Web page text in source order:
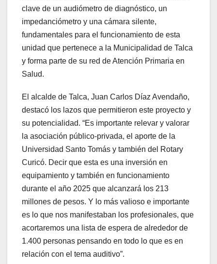
clave de un audiómetro de diagnóstico, un
impedanciómetro y una cámara silente,
fundamentales para el funcionamiento de esta
unidad que pertenece a la Municipalidad de Talca
y forma parte de su red de Atención Primaria en
Salud.
El alcalde de Talca, Juan Carlos Díaz Avendaño,
destacó los lazos que permitieron este proyecto y
su potencialidad. “Es importante relevar y valorar
la asociación público-privada, el aporte de la
Universidad Santo Tomás y también del Rotary
Curicó. Decir que esta es una inversión en
equipamiento y también en funcionamiento
durante el año 2025 que alcanzará los 213
millones de pesos. Y lo más valioso e importante
es lo que nos manifestaban los profesionales, que
acortaremos una lista de espera de alrededor de
1.400 personas pensando en todo lo que es en
relación con el tema auditivo”.